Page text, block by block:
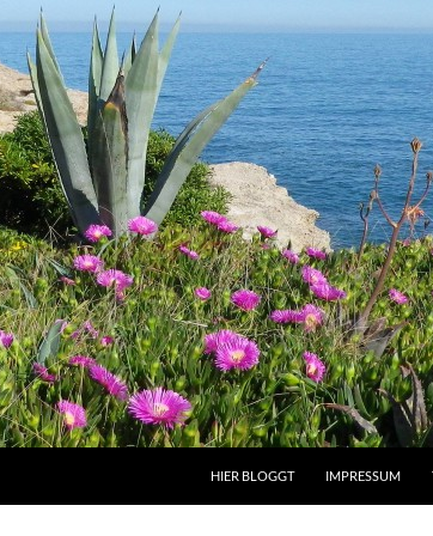
HIER BLOGGT IMPRESSUM